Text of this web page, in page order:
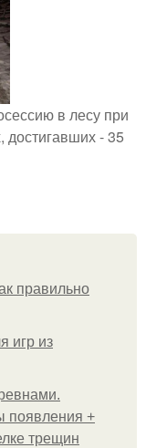
в лесу при
достигавших - 35
правильно
игр из
появления +
трещин